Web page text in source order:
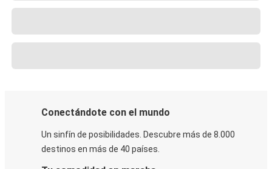
Conectándote con el mundo
Un sinfín de posibilidades. Descubre más de 8.000
destinos en más de 40 países.